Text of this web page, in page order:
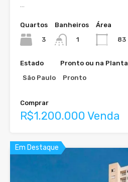
…
Quartos
3
Banheiros
1
Área
83
Estado
São Paulo
Pronto ou na Planta
Pronto
Comprar
R$1.200.000 Venda
Em Destaque